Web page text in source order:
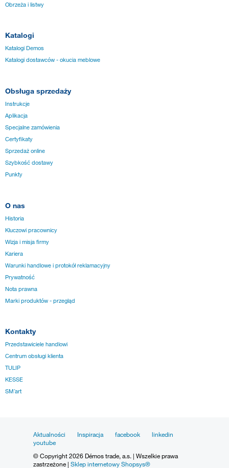
Obrzeża i listwy
Katalogi
Katalogi Demos
Katalogi dostawców - okucia meblowe
Obsługa sprzedaży
Instrukcje
Aplikacja
Specjalne zamówienia
Certyfikaty
Sprzedaż online
Szybkość dostawy
Punkty
O nas
Historia
Kluczowi pracownicy
Wizja i misja firmy
Kariera
Warunki handlowe i protokół reklamacyjny
Prywatność
Nota prawna
Marki produktów - przegląd
Kontakty
Przedstawiciele handlowi
Centrum obsługi klienta
TULIP
KESSE
SM´art
Aktualności Inspiracja facebook
linkedin
youtube
© Copyright 2026 Démos trade, a.s. | Wszelkie prawa
zastrzeżone | Sklep internetowy Shopsys®